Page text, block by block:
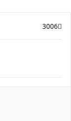
3006